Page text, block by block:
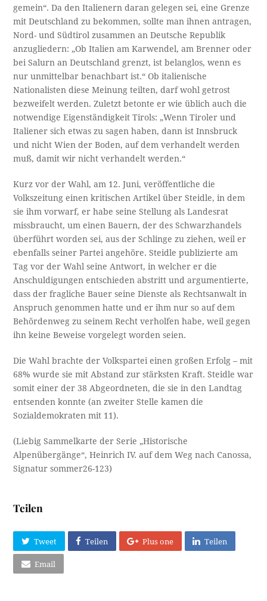
gemein“. Da den Italienern daran gelegen sei, eine Grenze
mit Deutschland zu bekommen, sollte man ihnen antragen,
Nord- und Südtirol zusammen an Deutsche Republik
anzugliedern: „Ob Italien am Karwendel, am Brenner oder
bei Salurn an Deutschland grenzt, ist belanglos, wenn es
nur unmittelbar benachbart ist.“ Ob italienische
Nationalisten diese Meinung teilten, darf wohl getrost
bezweifelt werden. Zuletzt betonte er wie üblich auch die
notwendige Eigenständigkeit Tirols: „Wenn Tiroler und
Italiener sich etwas zu sagen haben, dann ist Innsbruck
und nicht Wien der Boden, auf dem verhandelt werden
muß, damit wir nicht verhandelt werden.“
Kurz vor der Wahl, am 12. Juni, veröffentliche die
Volkszeitung einen kritischen Artikel über Steidle, in dem
sie ihm vorwarf, er habe seine Stellung als Landesrat
missbraucht, um einen Bauern, der des Schwarzhandels
überführt worden sei, aus der Schlinge zu ziehen, weil er
ebenfalls seiner Partei angehöre. Steidle publizierte am
Tag vor der Wahl seine Antwort, in welcher er die
Anschuldigungen entschieden abstritt und argumentierte,
dass der fragliche Bauer seine Dienste als Rechtsanwalt in
Anspruch genommen hatte und er ihm nur so auf dem
Behördenweg zu seinem Recht verholfen habe, weil gegen
ihn keine Beweise vorgelegt worden seien.
Die Wahl brachte der Volkspartei einen großen Erfolg – mit
68% wurde sie mit Abstand zur stärksten Kraft. Steidle war
somit einer der 38 Abgeordneten, die sie in den Landtag
entsenden konnte (an zweiter Stelle kamen die
Sozialdemokraten mit 11).
(Liebig Sammelkarte der Serie „Historische
Alpenübergänge“, Heinrich IV. auf dem Weg nach Canossa,
Signatur sommer26-123)
Teilen
Tweet Teilen Plus one Teilen
Email